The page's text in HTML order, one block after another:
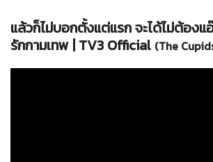
แล้วก็ไม่บอกตั้งแต่แรก จะได้ไม่ต้องแ
รักกามเทพ | TV3 Official (The